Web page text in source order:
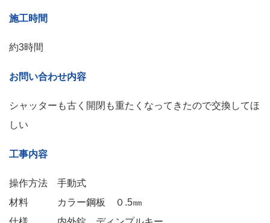
施工時間
約3時間
お問い合わせ内容
シャッターも古く開閉も重たくなってきたので交換してほ
しい
工事内容
操作方法 手動式
材料 カラー鋼板 ０.5㎜